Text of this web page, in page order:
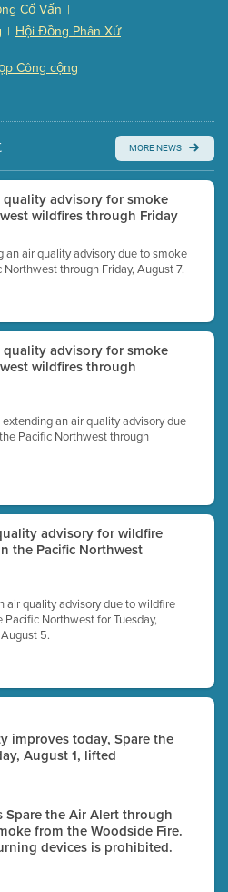
3 of 3) (168 Kb PDF , 3 pgs )
time.
closed captioning with agenda
Learn more
Cố Vấn |
| Hội Đồng Phân Xử
Công cộng
MORE NEWS
advisory for smoke
wildfires through Friday
an air quality advisory due to smoke
through Friday, August 7.
advisory for smoke
wildfires through
an air quality advisory due
Pacific Northwest through
advisory for wildfire
the Pacific Northwest
air quality advisory due to wildfire
Northwest for Tuesday,
5.
improves today, Spare the
August 1, lifted
Spare the Air Alert through
from the Woodside Fire.
devices is prohibited.